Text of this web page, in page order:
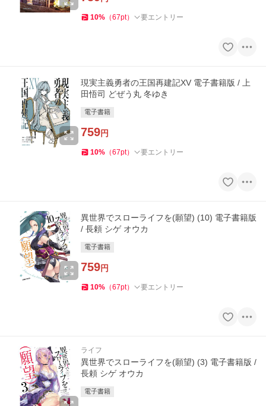
10% （67pt） 要エントリー
現実主義勇者の王国再建記XV 電子書籍版 / 上
田悟司 どぜう丸 冬ゆき
電子書籍
759円
10% （67pt） 要エントリー
異世界でスローライフを(願望) (10) 電子書籍版
/ 長頼 シゲ オウカ
電子書籍
759円
10% （67pt） 要エントリー
ライフ
異世界でスローライフを(願望) (3) 電子書籍版 /
長頼 シゲ オウカ
電子書籍